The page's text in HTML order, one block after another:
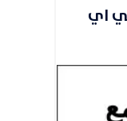
اي